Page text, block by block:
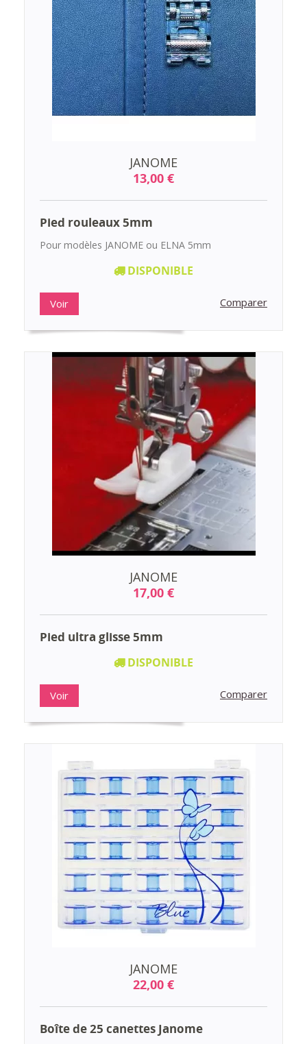
JANOME
13,00 €
Pied rouleaux 5mm
Pour modèles JANOME ou ELNA 5mm
DISPONIBLE
Voir Comparer
JANOME
17,00 €
Pied ultra glisse 5mm
DISPONIBLE
Voir Comparer
JANOME
22,00 €
Boîte de 25 canettes Janome